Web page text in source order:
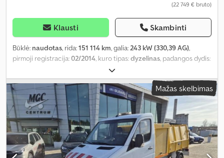
(22 749 € bruto)
Klausti Skambinti
Būklė: naudotas, rida:151 114 km, galia:243 kW (330,39 AG),
pirmoji registracija:02/2014, kuro tipas:dyzelinas, padangos dydis:
80 procentas
6x2, ratų bazė:3 810 mm, kuras:dyzelinas, stabdžiai:retarderis,
spalva:balta, pavaros tipas:automatinis, emisijos klasė: Euro 5,
bendras ilgis:
9 500 mm , bendras plotis:2 500 mm, bendras
aukštis:3 850 mm , krovinio erdvės tūris: 27 m³, Gamybos metai:
2014, Įranga:ABS, AdBlue, borto kompiuteris, centrinis užraktas,
diferencialo užraktas, elektrinis langų reguliavimas, elektriškai
reguliuojamas veidrodis, oro kondicionavimas, priešrūkiniai
žibintai, retarderis, spoileris, vairo stiprintuvas,
Mažas skelbimas